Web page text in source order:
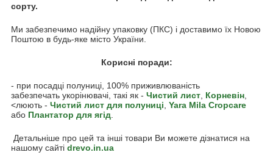
сорту.
Ми забезпечимо надійну упаковку (ПКС) і доставимо їх Новою
Поштою в будь-яке місто України.
Корисні поради:
- при посадці полуниці, 100% приживлюваність
забезпечать укорінювачі, такі як - Чистий лист Корневін
<люють - Чистий лист для полуниці Yara Mila Cropcare
або Плантатор для ягід
Детальніше про цей та інші товари Ви можете дізнатися на
нашому сайті drevo.in.ua